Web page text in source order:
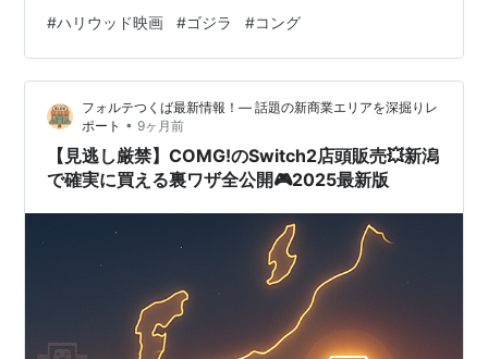
#ハリウッド映画 #ゴジラ #コング
フォルテつくば最新情報！— 話題の新商業エリアを深掘りレ
ポート • 9ヶ月前
【見逃し厳禁】COMG!のSwitch2店頭販売💥新潟
で確実に買える裏ワザ全公開🎮2025最新版